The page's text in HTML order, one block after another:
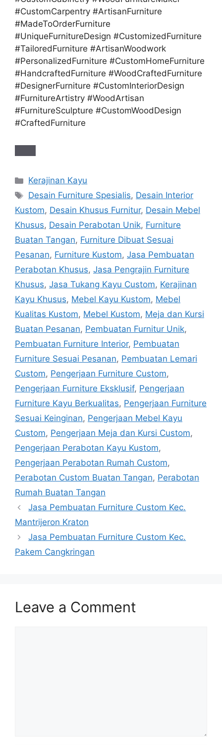
#CustomCarpentry #ArtisanFurniture
#MadeToOrderFurniture
#UniqueFurnitureDesign #CustomizedFurniture
#TailoredFurniture #ArtisanWoodwork
#PersonalizedFurniture #CustomHomeFurniture
#HandcraftedFurniture #WoodCraftedFurniture
#DesignerFurniture #CustomInteriorDesign
#FurnitureArtistry #WoodArtisan
#FurnitureSculpture #CustomWoodDesign
#CraftedFurniture
Categories
Kerajinan Kayu
Tags
Desain Furniture Spesialis, Desain Interior
Kustom, Desain Khusus Furnitur, Desain Mebel
Khusus, Desain Perabotan Unik, Furniture
Buatan Tangan, Furniture Dibuat Sesuai
Pesanan, Furniture Kustom, Jasa Pembuatan
Perabotan Khusus, Jasa Pengrajin Furniture
Khusus, Jasa Tukang Kayu Custom, Kerajinan
Kayu Khusus, Mebel Kayu Kustom, Mebel
Kualitas Kustom, Mebel Kustom, Meja dan Kursi
Buatan Pesanan, Pembuatan Furnitur Unik,
Pembuatan Furniture Interior, Pembuatan
Furniture Sesuai Pesanan, Pembuatan Lemari
Custom, Pengerjaan Furniture Custom,
Pengerjaan Furniture Eksklusif, Pengerjaan
Furniture Kayu Berkualitas, Pengerjaan Furniture
Sesuai Keinginan, Pengerjaan Mebel Kayu
Custom, Pengerjaan Meja dan Kursi Custom,
Pengerjaan Perabotan Kayu Kustom,
Pengerjaan Perabotan Rumah Custom,
Perabotan Custom Buatan Tangan, Perabotan
Rumah Buatan Tangan
Jasa Pembuatan Furniture Custom Kec.
Mantrijeron Kraton
Jasa Pembuatan Furniture Custom Kec.
Pakem Cangkringan
Leave a Comment